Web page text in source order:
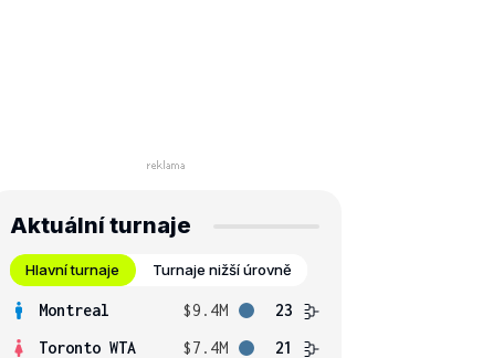
Aktuální turnaje
Hlavní turnaje Turnaje nižší úrovně
Montreal $9.4M
23
Toronto WTA
$7.4M 21